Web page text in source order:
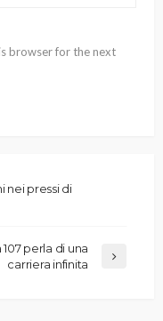
browser for the next
nei pressi di
perla di una
carriera infinita